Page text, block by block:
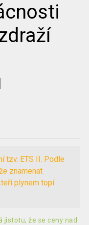
tzv. ETS II. Podle
znamenat
plynem topí
jistotu, že se ceny nad